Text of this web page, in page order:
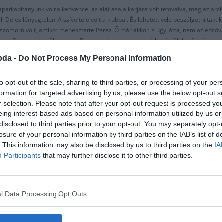
- Do Not Process My Personal Information
opt-out of the sale, sharing to third parties, or processing of your
for targeted advertising by us, please use the below opt-out
selection. Please note that after your opt-out request is processed
interest-based ads based on personal information utilized by us
to third parties prior to your opt-out. You may separately
of your personal information by third parties on the IAB’s list of
This information may also be disclosed by us to third parties on the
Participants that may further disclose it to other third parties.
Data Processing Opt Outs
volt a kedvence, az aláírása a karjára volt tetoválva, meg az
De ez lényegtelen. A szíve tele volt a klubbal. És lehetett vele beszélgetni
volt, amikor menesztette Perez. Ő már akkor is úgy látta, nem az
De nem sikerült, viszont Ramos még egyszer megállt, készült közös kép,
minden oldaláról lementett képekkel. Néha felrakott képeket a mezekről,
és sose tántorította el semmi a Real Madridtól. Teljes szívével szerette a
játékosunk végre a különbséget fogja jelenteni. Sose szerette Benzemát.
képet posztol?! Világvége?
közösen. Vele voltam amikor utazott, és vele mentem a vizsgálatokra is
azt egy orvos először, hogy négyes stádium. Még elutazott, ment, pipálta ki
Nem bírta az embereket. Csendre, nyugalomra vágyott. Jöttek a
fogytak a sorok. “Ha nincs hír, akkor még élek, ha néha zöld is
nem válaszolt. És nem fog soha többé. Annyi idős volt, mint én, csupán 4
a testvérét, hogy meséljenek róla. Milyen volt. A hétköznapok
vagy hogy mi volt a kedvenc tantárgya a suliban. Életvidám, optimista és
és elmentettem érzelmileg. Sose feledem, mindig szeretni fogom,
se a chat, mint vele, mindig ott lesz egy űr. De ha élne, most a